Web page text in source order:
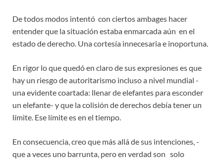
De todos modos intentó con ciertos ambages hacer
entender que la situación estaba enmarcada aún en el
estado de derecho. Una cortesía innecesaria e inoportuna.
En rigor lo que quedó en claro de sus expresiones es que
hay un riesgo de autoritarismo incluso a nivel mundial -
una evidente coartada: llenar de elefantes para esconder
un elefante- y que la colisión de derechos debía tener un
límite. Ese límite es en el tiempo.
En consecuencia, creo que más allá de sus intenciones, -
que a veces uno barrunta, pero en verdad son solo